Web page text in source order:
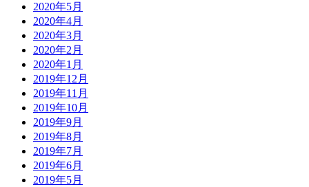
2020年5月
2020年4月
2020年3月
2020年2月
2020年1月
2019年12月
2019年11月
2019年10月
2019年9月
2019年8月
2019年7月
2019年6月
2019年5月